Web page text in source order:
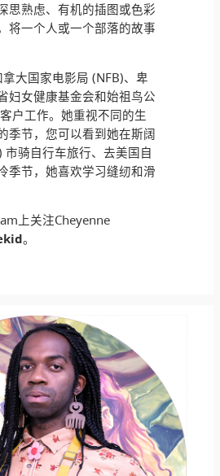
思熟虑、有机的插图或色彩
将一个人或一个部落的故事
大国家电影局 (NFB)、卑
妇女健康基金会和始祖鸟公
户工作。她重视不同的生
季节，您可以看到她在斯阔
骑自行车旅行、去美国自
季节，她喜欢学习缝纫和滑
上关注Cheyenne
。